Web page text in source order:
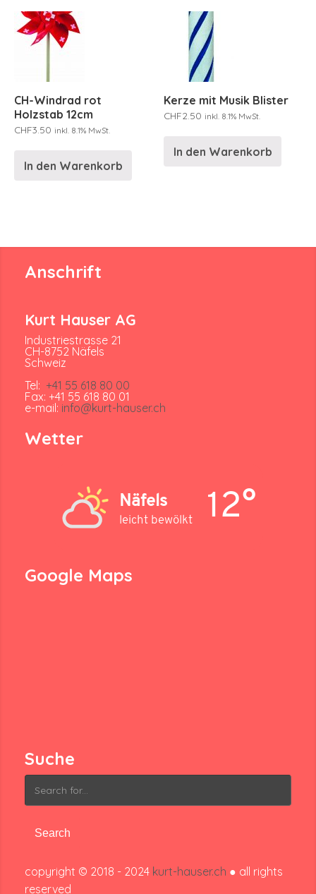
CH-Windrad rot
Holzstab 12cm
CHF3.50 inkl. 8.1% MwSt.
In den Warenkorb
Kerze mit Musik Blister
CHF2.50 inkl. 8.1% MwSt.
In den Warenkorb
Anschrift
Kurt Hauser AG
Industriestrasse 21
CH-8752 Näfels
Schweiz
Tel: +41 55 618 80 00
Fax: +41 55 618 80 01
e-mail: info@kurt-hauser.ch
Wetter
Näfels
leicht bewölkt 12°
Google Maps
Suche
Search
for:
copyright © 2018 - 2024 kurt-hauser.ch ● all rights
reserved